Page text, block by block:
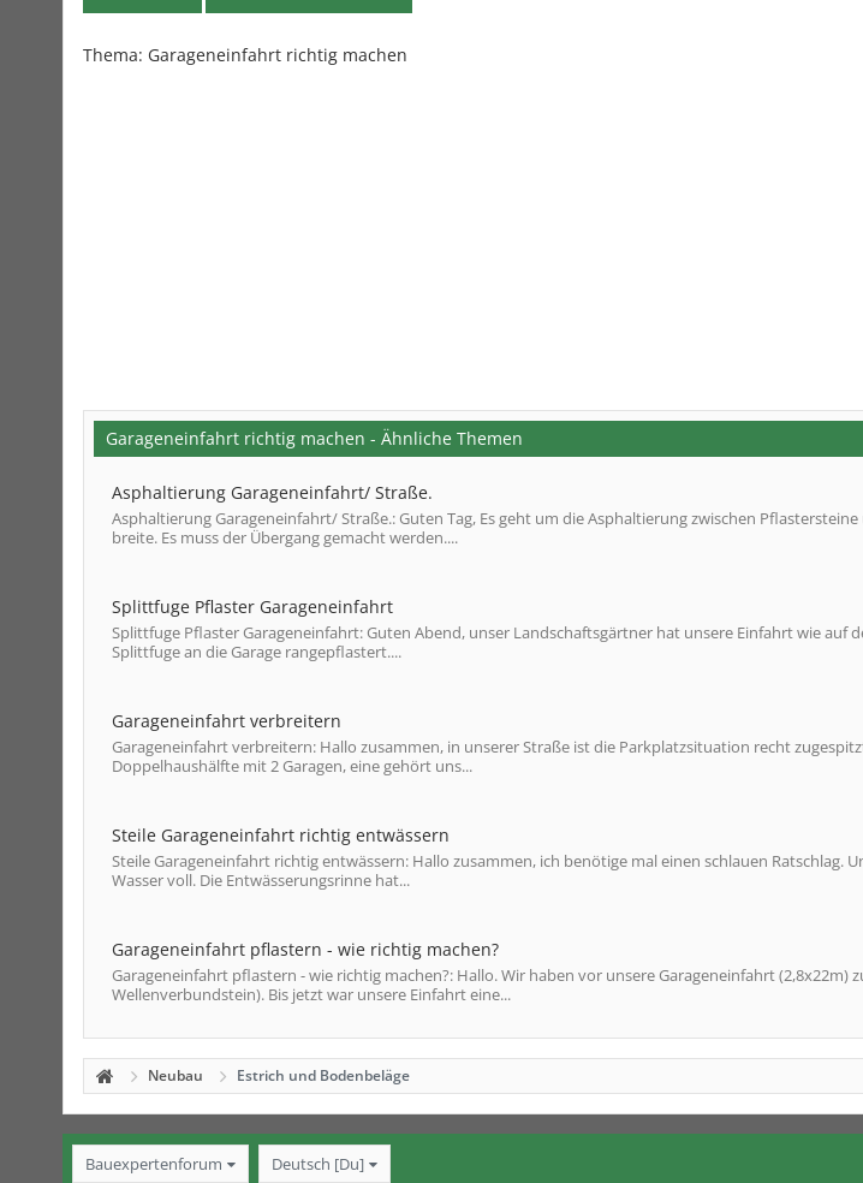
Thema: Garageneinfahrt richtig machen
Garageneinfahrt richtig machen - Ähnliche Themen
Asphaltierung Garageneinfahrt/ Straße.
Asphaltierung Garageneinfahrt/ Straße.: Guten Tag, Es geht um die Asphaltierung zwischen Pflastersteine
breite. Es muss der Übergang gemacht werden....
Splittfuge Pflaster Garageneinfahrt
Splittfuge Pflaster Garageneinfahrt: Guten Abend, unser Landschaftsgärtner hat unsere Einfahrt wie auf
Splittfuge an die Garage rangepflastert....
Garageneinfahrt verbreitern
Garageneinfahrt verbreitern: Hallo zusammen, in unserer Straße ist die Parkplatzsituation recht
Doppelhaushälfte mit 2 Garagen, eine gehört uns...
Steile Garageneinfahrt richtig entwässern
Steile Garageneinfahrt richtig entwässern: Hallo zusammen, ich benötige mal einen schlauen Ratschlag.
Wasser voll. Die Entwässerungsrinne hat...
Garageneinfahrt pflastern - wie richtig machen?
Garageneinfahrt pflastern - wie richtig machen?: Hallo. Wir haben vor unsere Garageneinfahrt (2,8x22m)
Wellenverbundstein). Bis jetzt war unsere Einfahrt eine...
Neubau Estrich und Bodenbeläge
Bauexpertenforum Deutsch [Du]